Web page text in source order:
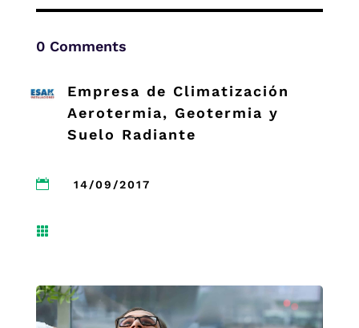
0 Comments
Empresa de Climatización
Aerotermia, Geotermia y
Suelo Radiante
 14/09/2017
